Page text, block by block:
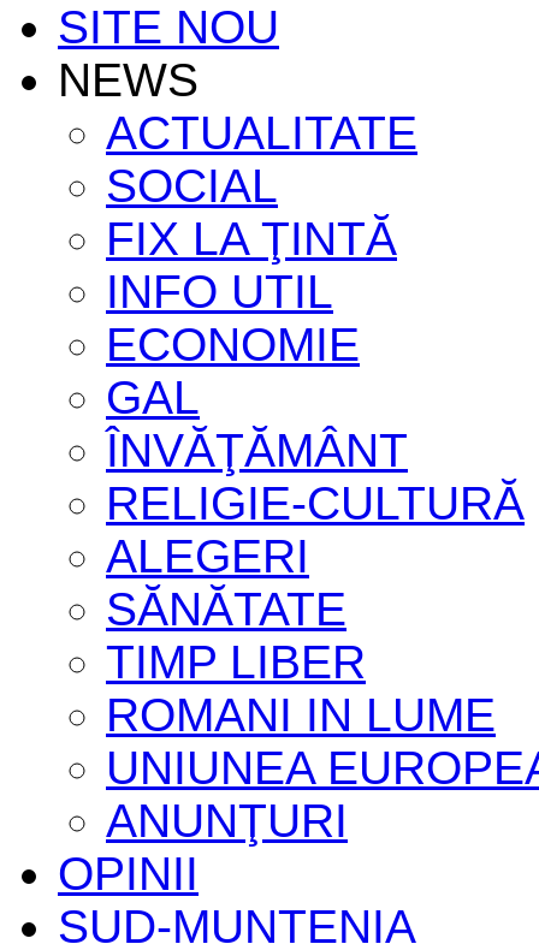
SITE NOU
NEWS
ACTUALITATE
SOCIAL
FIX LA ŢINTĂ
INFO UTIL
ECONOMIE
GAL
ÎNVĂŢĂMÂNT
RELIGIE-CULTURĂ
ALEGERI
SĂNĂTATE
TIMP LIBER
ROMANI IN LUME
UNIUNEA
ANUNŢURI
OPINII
SUD-MUNTENIA